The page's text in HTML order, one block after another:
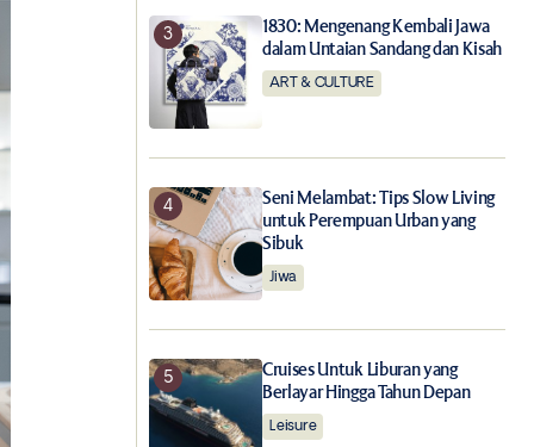
1830: Mengenang Kembali Jawa
dalam Untaian Sandang dan Kisah
ART & CULTURE
Seni Melambat: Tips Slow Living
untuk Perempuan Urban yang
Sibuk
Jiwa
Cruises Untuk Liburan yang
Berlayar Hingga Tahun Depan
Leisure